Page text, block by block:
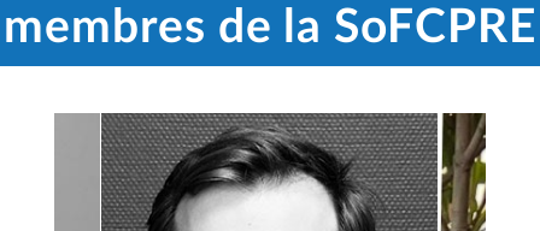
membres de la SoFCPRE